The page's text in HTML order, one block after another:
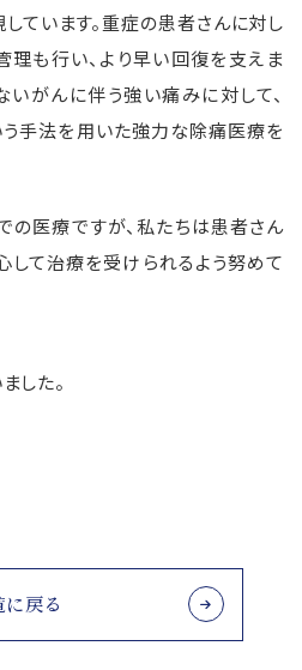
ています。重症の患者さんに対し
も行い、より早い回復を支えま
いがんに伴う強い痛みに対して、
う手法を用いた強力な除痛医療を
の医療ですが、私たちは患者さん
して治療を受けられるよう努めて
した。
に戻る